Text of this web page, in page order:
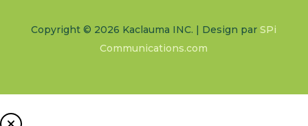
Copyright © 2026 Kaclauma INC. | Design parSPi
Communications.com